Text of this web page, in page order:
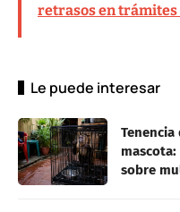
retrasos en
Le puede interesar
sobre